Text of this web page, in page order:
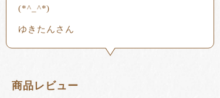
(*^_^*)
ゆきたんさん
商品レビュー